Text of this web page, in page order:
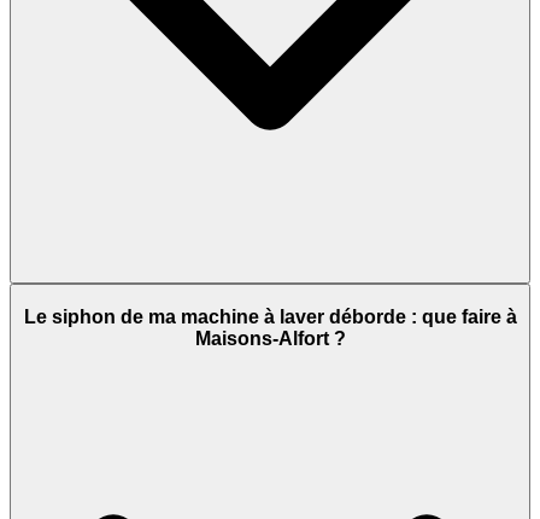
Le siphon de ma machine à laver déborde : que faire à
Maisons-Alfort ?